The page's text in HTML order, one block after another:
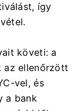
így
követi: a
az ellenőrzött
vel, és
a bank